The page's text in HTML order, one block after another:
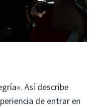
Así describe
de entrar en